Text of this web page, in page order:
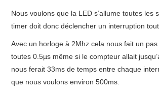
Nous voulons que la LED s’allume toutes les
timer doit donc déclencher un interruption
Avec un horloge à 2Mhz cela nous fait un pas
toutes 0.5µs même si le compteur allait
nous ferait 33ms de temps entre chaque
que nous voulons environ 500ms.